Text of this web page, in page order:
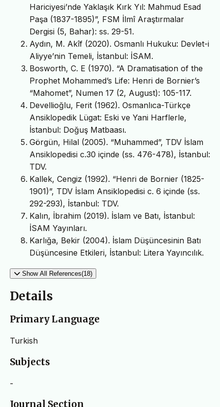
Hariciyesi’nde Yaklaşık Kırk Yıl: Mahmud Esad
Paşa (1837-1895)”, FSM İlmî Araştırmalar
Dergisi (5, Bahar): ss. 29-51.
Aydın, M. Akîf (2020). Osmanlı Hukuku: Devlet-i
Aliyye’nin Temeli, İstanbul: İSAM.
Bosworth, C. E (1970). “A Dramatisation of the
Prophet Mohammed’s Life: Henri de Bornier’s
“Mahomet”, Numen 17 (2, August): 105-117.
Devellioğlu, Ferit (1962). Osmanlıca-Türkçe
Ansiklopedik Lügat: Eski ve Yani Harflerle,
İstanbul: Doğuş Matbaası.
Görgün, Hilal (2005). “Muhammed”, TDV İslam
Ansiklopedisi c.30 içinde (ss. 476-478), İstanbul:
TDV.
Kallek, Cengiz (1992). “Henri de Bornier (1825-
1901)”, TDV İslam Ansiklopedisi c. 6 içinde (ss.
292-293), İstanbul: TDV.
Kalın, İbrahim (2019). İslam ve Batı, İstanbul:
İSAM Yayınları.
Karlığa, Bekir (2004). İslam Düşüncesinin Batı
Düşüncesine Etkileri, İstanbul: Litera Yayıncılık.
Show All References(18)
Details
Primary Language
Turkish
Subjects
-
Journal Section